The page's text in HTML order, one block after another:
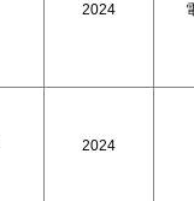
2024
2024